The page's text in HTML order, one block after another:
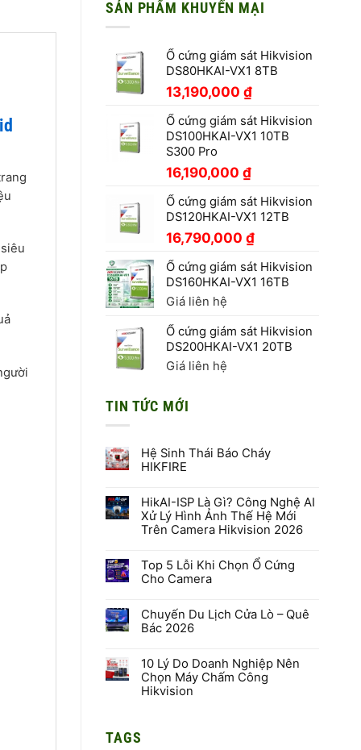
SẢN PHẨM KHUYẾN MẠI
Ổ cứng giám sát Hikvision
DS80HKAI-VX1 8TB
13,190,000 ₫
Ổ cứng giám sát Hikvision
DS100HKAI-VX1 10TB
S300 Pro
16,190,000 ₫
Ổ cứng giám sát Hikvision
DS120HKAI-VX1 12TB
16,790,000 ₫
Ổ cứng giám sát Hikvision
DS160HKAI-VX1 16TB
Giá liên hệ
Ổ cứng giám sát Hikvision
DS200HKAI-VX1 20TB
Giá liên hệ
TIN TỨC MỚI
Hệ Sinh Thái Báo Cháy
HIKFIRE
bình
luận
ở
Hệ
Báo
Cháy
HIKFIRE
HikAI-ISP Là Gì? Công Nghệ AI
Xử Lý Hình Ảnh Thế Hệ Mới
Trên Camera Hikvision 2026
bình
luận
ở
Là
Gì?
Công
Xử
Lý
Hình
Ảnh
Camera
Top 5 Lỗi Khi Chọn Ổ Cứng
Cho Camera
bình
luận
ở
Lỗi
Khi
Chọn
Ổ
Chuyến Du Lịch Cửa Lò – Quê
Bác 2026
bình
luận
ở
Chuyến
–
10 Lý Do Doanh Nghiệp Nên
Chọn Máy Chấm Công
Hikvision
ở
TAGS